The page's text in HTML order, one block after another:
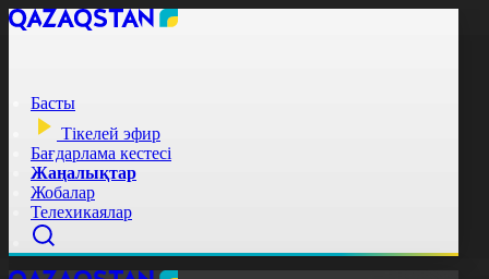
Басты
Тікелей эфир
Бағдарлама кестесі
Жаңалықтар
Жобалар
Телехикаялар